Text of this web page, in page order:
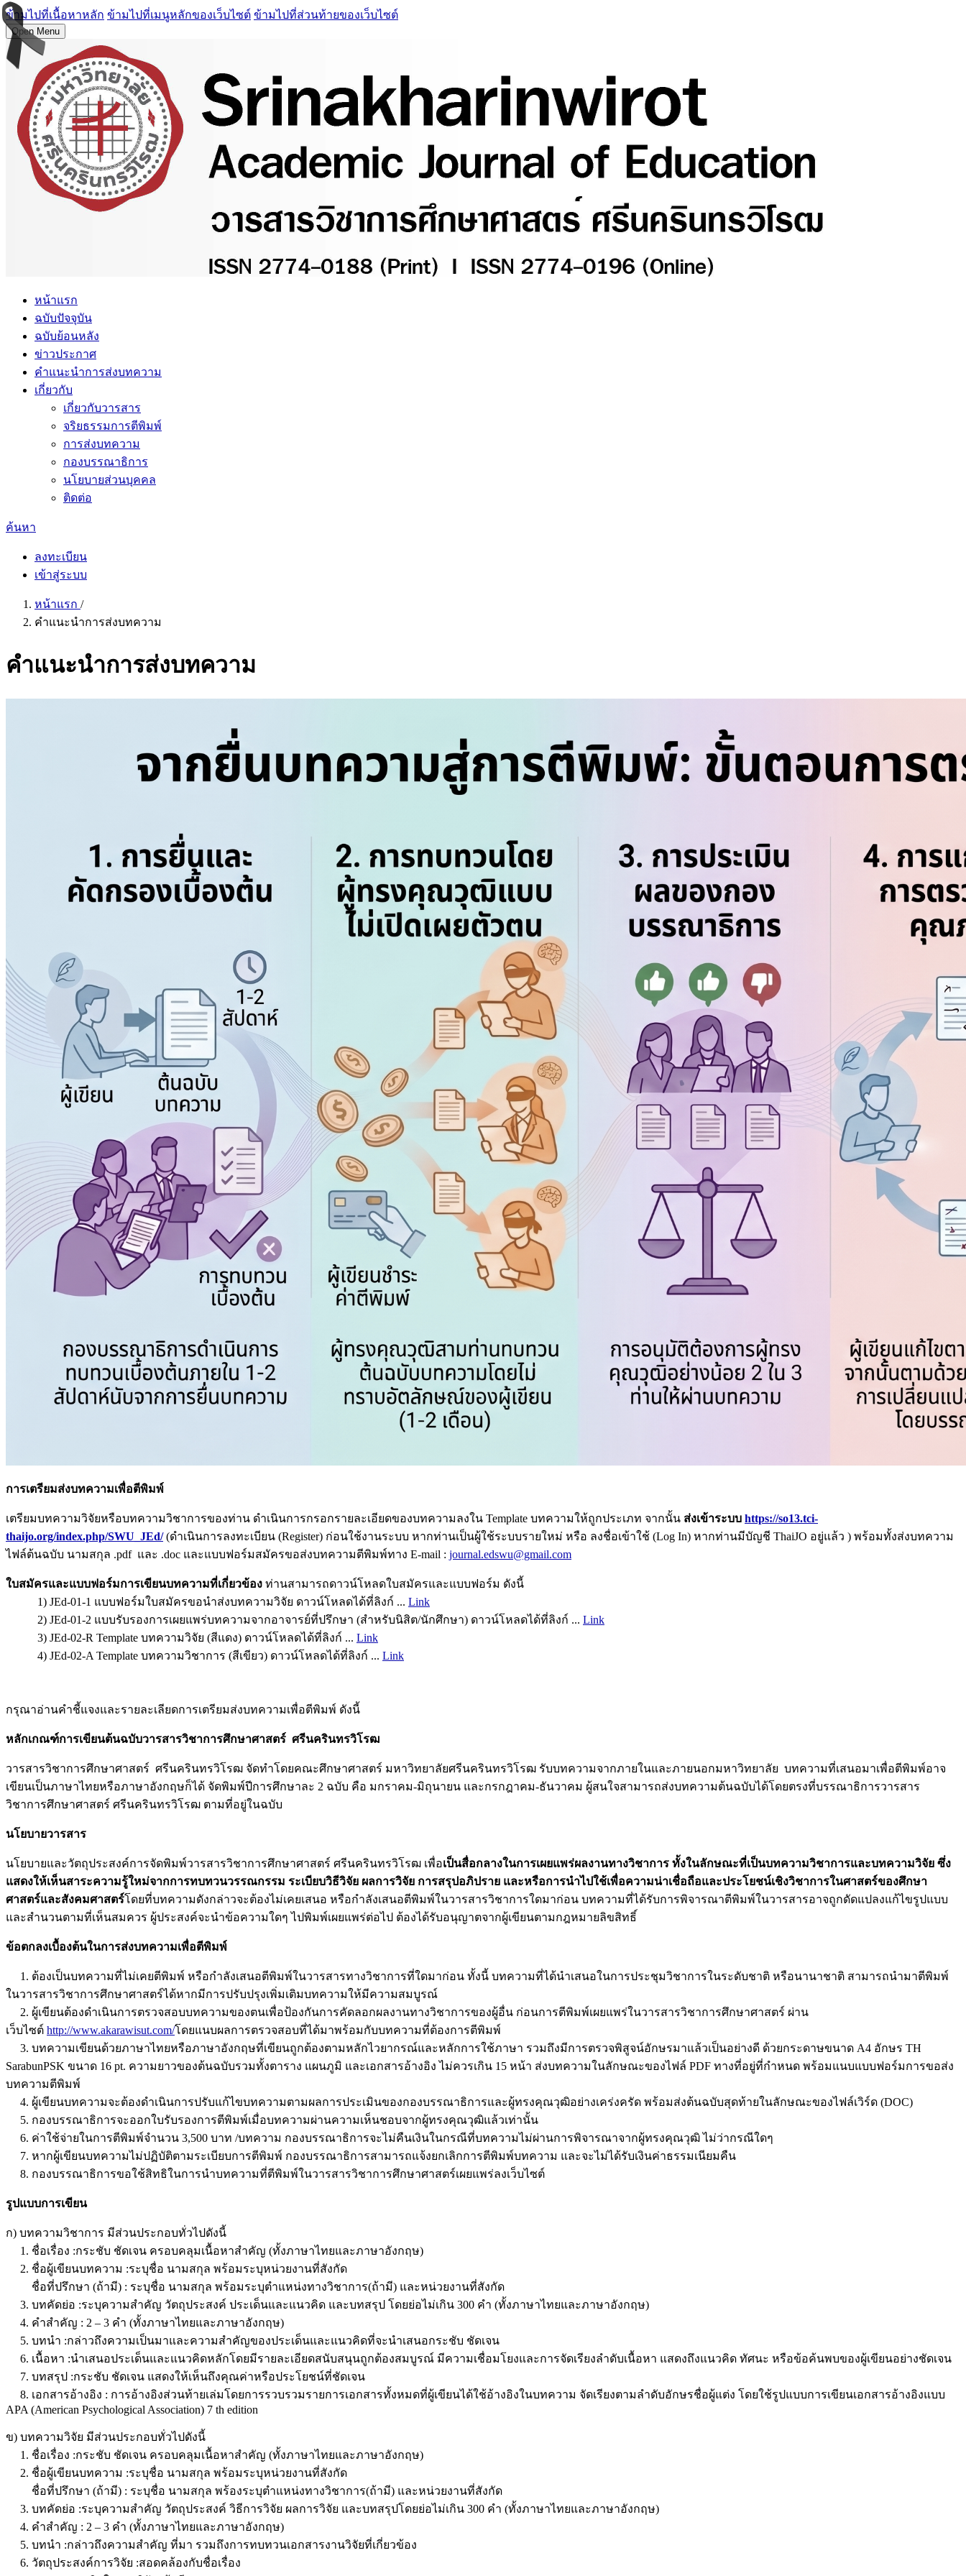
ข้ามไปที่เนื้อหาหลัก ข้ามไปที่เมนูหลักของเว็บไซต์ ข้ามไปที่ส่วนท้ายของเว็บไซต์
Open Menu
หน้าแรก
ฉบับปัจจุบัน
ฉบับย้อนหลัง
ข่าวประกาศ
คำแนะนำการส่งบทความ
เกี่ยวกับ
เกี่ยวกับวารสาร
จริยธรรมการตีพิมพ์
การส่งบทความ
กองบรรณาธิการ
นโยบายส่วนบุคคล
ติดต่อ
ค้นหา
ลงทะเบียน
เข้าสู่ระบบ
หน้าแรก /
คำแนะนำการส่งบทความ
คำแนะนำการส่งบทความ
การเตรียมส่งบทความเพื่อตีพิมพ์
เตรียมบทความวิจัยหรือบทความวิชาการของท่าน ดำเนินการกรอกรายละเอียดของบทความลงใน Template บทความให้ถูกประเภท จากนั้น ส่งเข้าระบบ https://so13.tci-
thaijo.org/index.php/SWU_JEd/ (ดำเนินการลงทะเบียน (Register) ก่อนใช้งานระบบ หากท่านเป็นผู้ใช้ระบบรายใหม่ หรือ ลงชื่อเข้าใช้ (Log In) หากท่านมีบัญชี ThaiJO อยู่แล้ว ) พร้อมทั้งส่งบทความ
ไฟล์ต้นฉบับ นามสกุล .pdf และ .doc และแบบฟอร์มสมัครขอส่งบทความตีพิมพ์ทาง E-mail : journal.edswu@gmail.com
ใบสมัครและแบบฟอร์มการเขียนบทความที่เกี่ยวข้อง ท่านสามารถดาวน์โหลดใบสมัครและแบบฟอร์ม ดังนี้
1) JEd-01-1 แบบฟอร์มใบสมัครขอนำส่งบทความวิจัย ดาวน์โหลดได้ที่ลิงก์ ... Link
2) JEd-01-2 แบบรับรองการเผยแพร่บทความจากอาจารย์ที่ปรึกษา (สำหรับนิสิต/นักศึกษา) ดาวน์โหลดได้ที่ลิงก์ ... Link
3) JEd-02-R Template บทความวิจัย (สีแดง) ดาวน์โหลดได้ที่ลิงก์ ... Link
4) JEd-02-A Template บทความวิชาการ (สีเขียว) ดาวน์โหลดได้ที่ลิงก์ ... Link
กรุณาอ่านคำชี้แจงและรายละเลียดการเตรียมส่งบทความเพื่อตีพิมพ์ ดังนี้
หลักเกณฑ์การเขียนต้นฉบับวารสารวิชาการศึกษาศาสตร์ ศรีนครินทรวิโรฒ
วารสารวิชาการศึกษาศาสตร์ ศรีนครินทรวิโรฒ จัดทำโดยคณะศึกษาศาสตร์ มหาวิทยาลัยศรีนครินทรวิโรฒ รับบทความจากภายในและภายนอกมหาวิทยาลัย บทความที่เสนอมาเพื่อตีพิมพ์อาจ
เขียนเป็นภาษาไทยหรือภาษาอังกฤษก็ได้ จัดพิมพ์ปีการศึกษาละ 2 ฉบับ คือ มกราคม-มิถุนายน และกรกฎาคม-ธันวาคม ผู้สนใจสามารถส่งบทความต้นฉบับได้โดยตรงที่บรรณาธิการวารสาร
วิชาการศึกษาศาสตร์ ศรีนครินทรวิโรฒ ตามที่อยู่ในฉบับ
นโยบายวารสาร
นโยบายและวัตถุประสงค์การจัดพิมพ์วารสารวิชาการศึกษาศาสตร์ ศรีนครินทรวิโรฒ เพื่อเป็นสื่อกลางในการเผยแพร่ผลงานทางวิชาการ ทั้งในลักษณะที่เป็นบทความวิชาการและบทความวิจัย ซึ่ง
แสดงให้เห็นสาระความรู้ใหม่จากการทบทวนวรรณกรรม ระเบียบวิธีวิจัย ผลการวิจัย การสรุปอภิปราย และหรือการนำไปใช้เพื่อความน่าเชื่อถือและประโยชน์เชิงวิชาการในศาสตร์ของศึกษา
ศาสตร์และสังคมศาสตร์โดยที่บทความดังกล่าวจะต้องไม่เคยเสนอ หรือกำลังเสนอตีพิมพ์ในวารสารวิชาการใดมาก่อน บทความที่ได้รับการพิจารณาตีพิมพ์ในวารสารอาจถูกดัดแปลงแก้ไขรูปแบบ
และสำนวนตามที่เห็นสมควร ผู้ประสงค์จะนำข้อความใดๆ ไปพิมพ์เผยแพร่ต่อไป ต้องได้รับอนุญาตจากผู้เขียนตามกฎหมายลิขสิทธิ์
ข้อตกลงเบื้องต้นในการส่งบทความเพื่อตีพิมพ์
1. ต้องเป็นบทความที่ไม่เคยตีพิมพ์ หรือกำลังเสนอตีพิมพ์ในวารสารทางวิชาการที่ใดมาก่อน ทั้งนี้ บทความที่ได้นำเสนอในการประชุมวิชาการในระดับชาติ หรือนานาชาติ สามารถนำมาตีพิมพ์
ในวารสารวิชาการศึกษาศาสตร์ได้หากมีการปรับปรุงเพิ่มเติมบทความให้มีความสมบูรณ์
2. ผู้เขียนต้องดำเนินการตรวจสอบบทความของตนเพื่อป้องกันการคัดลอกผลงานทางวิชาการของผู้อื่น ก่อนการตีพิมพ์เผยแพร่ในวารสารวิชาการศึกษาศาสตร์ ผ่าน
เว็บไซต์ http://www.akarawisut.com/โดยแนบผลการตรวจสอบที่ได้มาพร้อมกับบทความที่ต้องการตีพิมพ์
3. บทความเขียนด้วยภาษาไทยหรือภาษาอังกฤษที่เขียนถูกต้องตามหลักไวยากรณ์และหลักการใช้ภาษา รวมถึงมีการตรวจพิสูจน์อักษรมาแล้วเป็นอย่างดี ด้วยกระดาษขนาด A4 อักษร TH
SarabunPSK ขนาด 16 pt. ความยาวของต้นฉบับรวมทั้งตาราง แผนภูมิ และเอกสารอ้างอิง ไม่ควรเกิน 15 หน้า ส่งบทความในลักษณะของไฟล์ PDF ทางที่อยู่ที่กำหนด พร้อมแนบแบบฟอร์มการขอส่ง
บทความตีพิมพ์
4. ผู้เขียนบทความจะต้องดำเนินการปรับแก้ไขบทความตามผลการประเมินของกองบรรณาธิการและผู้ทรงคุณวุฒิอย่างเคร่งครัด พร้อมส่งต้นฉบับสุดท้ายในลักษณะของไฟล์เวิร์ด (DOC)
5. กองบรรณาธิการจะออกใบรับรองการตีพิมพ์เมื่อบทความผ่านความเห็นชอบจากผู้ทรงคุณวุฒิแล้วเท่านั้น
6. ค่าใช้จ่ายในการตีพิมพ์จำนวน 3,500 บาท /บทความ กองบรรณาธิการจะไม่คืนเงินในกรณีที่บทความไม่ผ่านการพิจารณาจากผู้ทรงคุณวุฒิ ไม่ว่ากรณีใดๆ
7. หากผู้เขียนบทความไม่ปฏิบัติตามระเบียบการตีพิมพ์ กองบรรณาธิการสามารถแจ้งยกเลิกการตีพิมพ์บทความ และจะไม่ได้รับเงินค่าธรรมเนียมคืน
8. กองบรรณาธิการขอใช้สิทธิในการนำบทความที่ตีพิมพ์ในวารสารวิชาการศึกษาศาสตร์เผยแพร่ลงเว็บไซต์
รูปแบบการเขียน
ก) บทความวิชาการ มีส่วนประกอบทั่วไปดังนี้
1. ชื่อเรื่อง :กระชับ ชัดเจน ครอบคลุมเนื้อหาสำคัญ (ทั้งภาษาไทยและภาษาอังกฤษ)
2. ชื่อผู้เขียนบทความ :ระบุชื่อ นามสกุล พร้อมระบุหน่วยงานที่สังกัด
ชื่อที่ปรึกษา (ถ้ามี) : ระบุชื่อ นามสกุล พร้อมระบุตำแหน่งทางวิชาการ(ถ้ามี) และหน่วยงานที่สังกัด
3. บทคัดย่อ :ระบุความสำคัญ วัตถุประสงค์ ประเด็นและแนวคิด และบทสรุป โดยย่อไม่เกิน 300 คำ (ทั้งภาษาไทยและภาษาอังกฤษ)
4. คำสำคัญ : 2 – 3 คำ (ทั้งภาษาไทยและภาษาอังกฤษ)
5. บทนำ :กล่าวถึงความเป็นมาและความสำคัญของประเด็นและแนวคิดที่จะนำเสนอกระชับ ชัดเจน
6. เนื้อหา :นำเสนอประเด็นและแนวคิดหลักโดยมีรายละเอียดสนับสนุนถูกต้องสมบูรณ์ มีความเชื่อมโยงและการจัดเรียงลำดับเนื้อหา แสดงถึงแนวคิด ทัศนะ หรือข้อค้นพบของผู้เขียนอย่างชัดเจน
7. บทสรุป :กระชับ ชัดเจน แสดงให้เห็นถึงคุณค่าหรือประโยชน์ที่ชัดเจน
8. เอกสารอ้างอิง : การอ้างอิงส่วนท้ายเล่มโดยการรวบรวมรายการเอกสารทั้งหมดที่ผู้เขียนได้ใช้อ้างอิงในบทความ จัดเรียงตามลำดับอักษรชื่อผู้แต่ง โดยใช้รูปแบบการเขียนเอกสารอ้างอิงแบบ
APA (American Psychological Association) 7 th edition
ข) บทความวิจัย มีส่วนประกอบทั่วไปดังนี้
1. ชื่อเรื่อง :กระชับ ชัดเจน ครอบคลุมเนื้อหาสำคัญ (ทั้งภาษาไทยและภาษาอังกฤษ)
2. ชื่อผู้เขียนบทความ :ระบุชื่อ นามสกุล พร้อมระบุหน่วยงานที่สังกัด
ชื่อที่ปรึกษา (ถ้ามี) : ระบุชื่อ นามสกุล พร้องระบุตำแหน่งทางวิชาการ(ถ้ามี) และหน่วยงานที่สังกัด
3. บทคัดย่อ :ระบุความสำคัญ วัตถุประสงค์ วิธีการวิจัย ผลการวิจัย และบทสรุปโดยย่อไม่เกิน 300 คำ (ทั้งภาษาไทยและภาษาอังกฤษ)
4. คำสำคัญ : 2 – 3 คำ (ทั้งภาษาไทยและภาษาอังกฤษ)
5. บทนำ :กล่าวถึงความสำคัญ ที่มา รวมถึงการทบทวนเอกสารงานวิจัยที่เกี่ยวข้อง
6. วัตถุประสงค์การวิจัย :สอดคล้องกับชื่อเรื่อง